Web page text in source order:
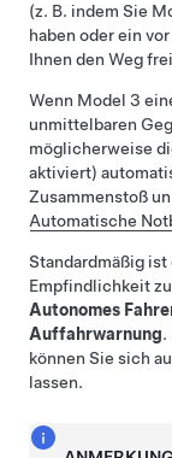
(z. B. indem Sie
haben oder ein
Ihnen den Weg
Wenn Model 3
unmittelbaren
möglicherweise
aktiviert)
Zusammenstoß
Automatische
Standardmäßig
Empfindlichkeit
Autonomes
Auffahrwarnung.
können Sie sich
lassen.